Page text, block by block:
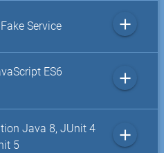
Service add
ES6
add
Java 8, JUnit 4
5
add